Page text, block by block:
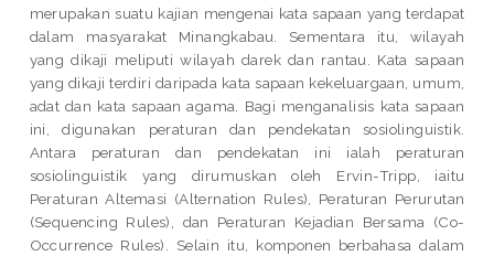
merupakan suatu kajian mengenai kata sapaan yang terdapat
dalam masyarakat Minangkabau. Sementara itu, wilayah
yang dikaji meliputi wilayah darek dan rantau. Kata sapaan
yang dikaji terdiri daripada kata sapaan kekeluargaan, umum,
adat dan kata sapaan agama. Bagi menganalisis kata sapaan
ini, digunakan peraturan dan pendekatan sosiolinguistik.
Antara peraturan dan pendekatan ini ialah peraturan
sosiolinguistik yang dirumuskan oleh Ervin-Tripp, iaitu
Peraturan Altemasi (Alternation Rules), Peraturan Perurutan
(Sequencing Rules), dan Peraturan Kejadian Bersama (Co-
Occurrence Rules). Selain itu, komponen berbahasa dalam